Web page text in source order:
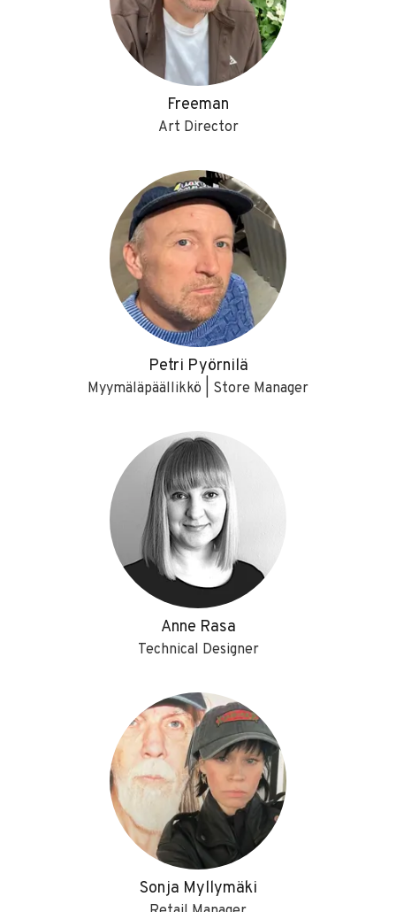
Freeman
Art Director
Petri Pyörnilä
Myymäläpäällikkö | Store Manager
Anne Rasa
Technical Designer
Sonja Myllymäki